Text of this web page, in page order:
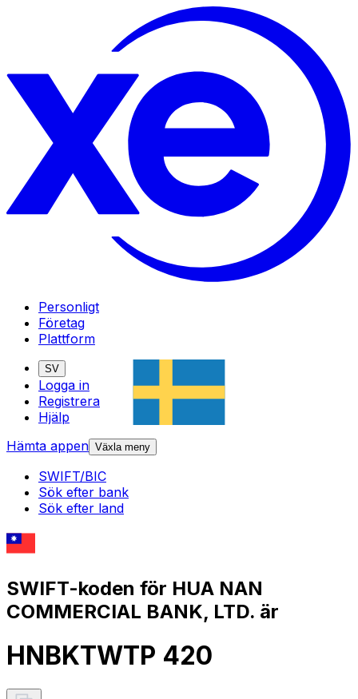
Personligt
Företag
Plattform
SV
Logga in
Registrera
Hjälp
Hämta appen Växla meny
SWIFT/BIC
Sök efter bank
Sök efter land
SWIFT-koden för HUA NAN
COMMERCIAL BANK, LTD. är
HNBKTWTP 420